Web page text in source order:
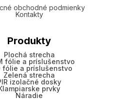
obchodné podmienky
Kontakty
Produkty
Plochá strecha
fólie a príslušenstvo
fólie a príslušenstvo
Zelená strecha
izolačné dosky
prvky
Náradie